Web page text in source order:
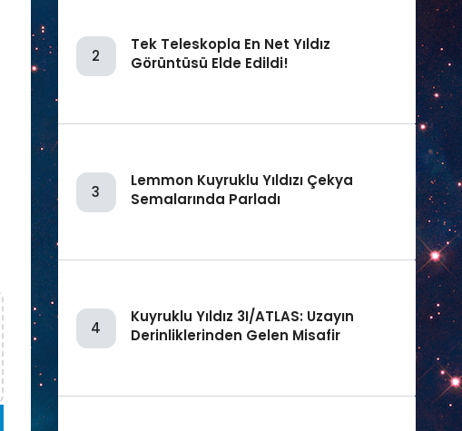
2
Tek Teleskopla En Net Yıldız
Görüntüsü Elde Edildi!
3
Lemmon Kuyruklu Yıldızı Çekya
Semalarında Parladı
4
Kuyruklu Yıldız 3I/ATLAS: Uzayın
Derinliklerinden Gelen Misafir